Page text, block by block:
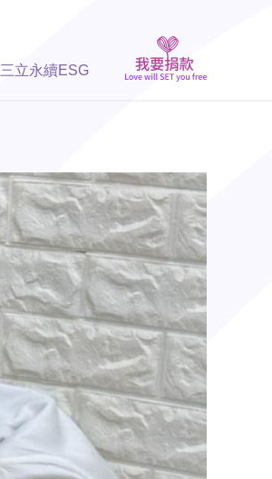
三立永續ESG